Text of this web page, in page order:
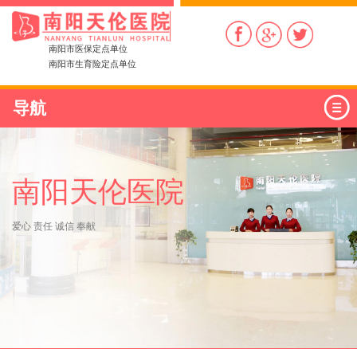
南阳市医保定点单位
南阳市生育险定点单位
导航
南阳天伦医院
爱心 责任 诚信 奉献